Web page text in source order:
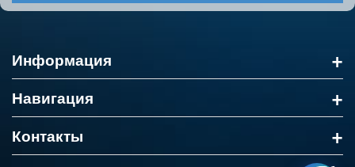
Информация +
Навигация +
Контакты +